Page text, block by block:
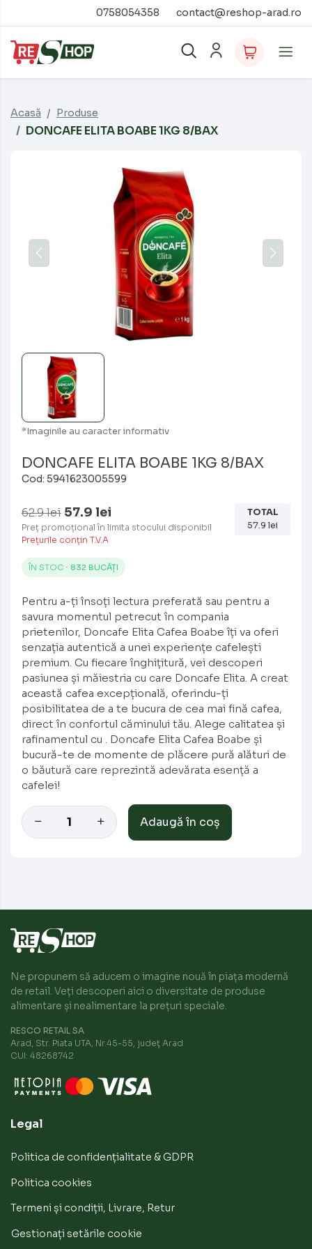
0758054358 contact@reshop-arad.ro
Acasă Produse
DONCAFE ELITA BOABE 1KG 8/BAX
*Imaginile au caracter informativ
DONCAFE ELITA BOABE 1KG 8/BAX
Cod: 5941623005599
62.9 lei 57.9 lei
Preț promoțional în limita stocului disponibil
Prețurile conțin T.V.A
TOTAL
57.9lei
ÎN STOC ⋅ 832 BUCĂȚI
Pentru a-ți însoți lectura preferată sau pentru a
savura momentul petrecut în compania
prietenilor, Doncafe Elita Cafea Boabe îți va oferi
senzația autentică a unei experiențe cafelești
premium. Cu fiecare înghițitură, vei descoperi
pasiunea și măiestria cu care Doncafe Elita. A creat
această cafea excepțională, oferindu-ți
posibilitatea de a te bucura de cea mai fină cafea,
direct în confortul căminului tău. Alege calitatea și
rafinamentul cu . Doncafe Elita Cafea Boabe și
bucură-te de momente de plăcere pură alături de
o băutură care reprezintă adevărata esență a
cafelei!
Adaugă în coș
Ne propunem să aducem o imagine nouă în piața modernă
de retail. Veți descoperi aici o diversitate de produse
alimentare și nealimentare la prețuri speciale.
RESCO RETAIL SA
Arad, Str. Piata UTA, Nr.45-55, judeţ Arad
CUI: 48268742
Legal
Politica de confidențialitate & GDPR
Politica cookies
Termeni și condiții, Livrare, Retur
Gestionați setările cookie